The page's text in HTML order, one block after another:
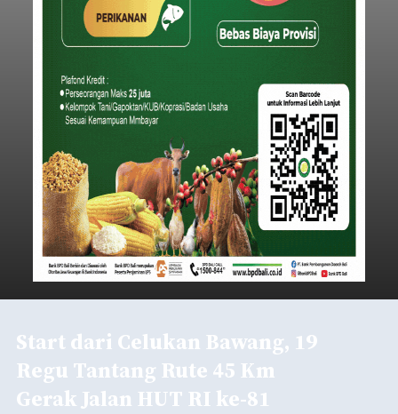
Start dari Celukan Bawang, 19
Regu Tantang Rute 45 Km
Gerak Jalan HUT RI ke-81